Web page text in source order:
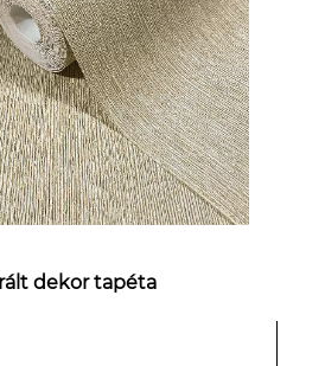
dekor tapéta